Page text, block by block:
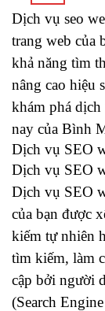
Dịch vụ seo
trang web của
khả năng tìm
nâng cao hiệu
khám phá dịch
nay của Bình
Dịch vụ SEO
Dịch vụ SEO
Dịch vụ SEO
của bạn được
kiếm tự nhiên
tìm kiếm, làm
cập bởi người
(Search